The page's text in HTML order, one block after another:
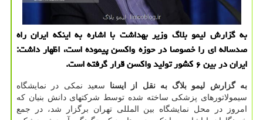
به گزارش لیمو بلاگ وزیر بهداشت با اشاره به اینکه ایران راه
صدساله ای را خصوصا در حوزه واکسن پیموده است، اظهار داشت:
ایران در بین ۶ کشور تولید واکسن قرار گرفته است.
به گزارش لیمو بلاگ به نقل از ایسنا سعید نمکی در نمایشگاه
سیمولاتورهای پزشکی ساخته شده توسط شرکتهای دانش بنیان که
امروز در محل نمایشگاه بین المللی تهران برگزار شد، در جمع